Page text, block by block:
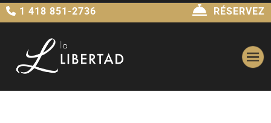
1 418 851-2736 RÉSERVEZ